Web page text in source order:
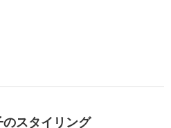
スタイリング